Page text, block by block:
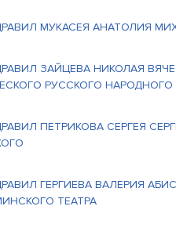
МУКАСЕЯ АНАТОЛИЯ
ЗАЙЦЕВА НИКОЛАЯ
РУССКОГО НАРОДНОГО
ПЕТРИКОВА СЕРГЕЯ
ГЕРГИЕВА ВАЛЕРИЯ
ТЕАТРА